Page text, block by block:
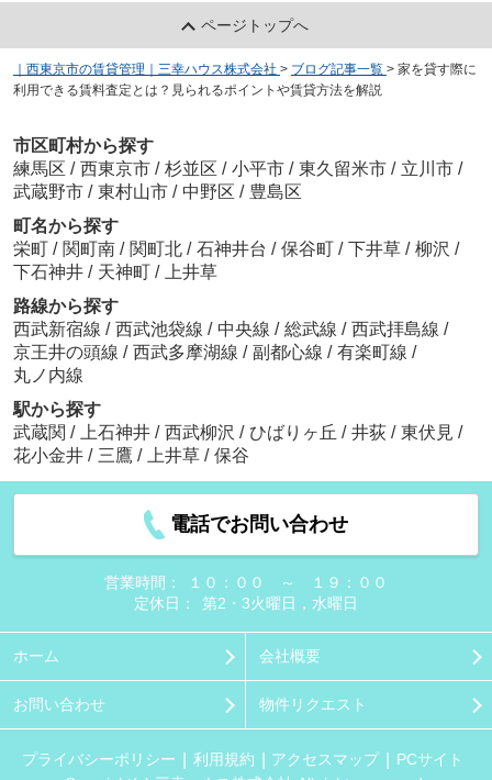
ページトップへ
｜西東京市の賃貸管理｜三幸ハウス株式会社 > ブログ記事一覧 > 家を貸す際に
利用できる賃料査定とは？見られるポイントや賃貸方法を解説
市区町村から探す
練馬区 / 西東京市 / 杉並区 / 小平市 / 東久留米市 / 立川市 /
武蔵野市 / 東村山市 / 中野区 / 豊島区
町名から探す
栄町 / 関町南 / 関町北 / 石神井台 / 保谷町 / 下井草 / 柳沢 /
下石神井 / 天神町 /
上井草
路線から探す
西武新宿線 / 西武池袋線 / 中央線 / 総武線 / 西武拝島線 /
京王井の頭線 / 西武多摩湖線 / 副都心線 / 有楽町線 /
丸ノ内線
駅から探す
武蔵関 / 上石神井 / 西武柳沢 / ひばりヶ丘 / 井荻 / 東伏見 /
花小金井 / 三鷹 / 上井草 / 保谷
電話でお問い合わせ
営業時間：
１０：００ ～ １９：００
定休日：
第2・3火曜日，水曜日
ホーム 会社概要
お問い合わせ 物件リクエスト
プライバシーポリシー 利用規約 アクセスマップ
PCサイト